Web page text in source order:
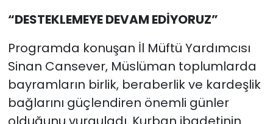
“DESTEKLEMEYE DEVAM EDİYORUZ”
Programda konuşan İl Müftü Yardımcısı
Sinan Cansever, Müslüman toplumlarda
bayramların birlik, beraberlik ve kardeşlik
bağlarını güçlendiren önemli günler